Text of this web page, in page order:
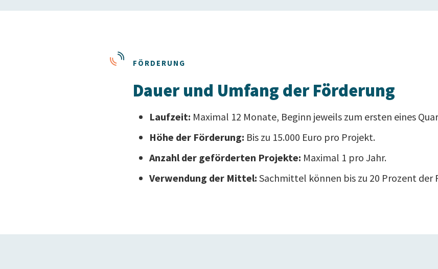
FÖRDERUNG
Dauer und Umfang der Förderung
Laufzeit: Maximal 12 Monate, Beginn jeweils zum ersten eines
Höhe der Förderung: Bis zu 15.000 Euro pro Projekt.
Anzahl der geförderten Projekte: Maximal 1 pro Jahr.
Verwendung der Mittel: Sachmittel können bis zu 20 Prozent der